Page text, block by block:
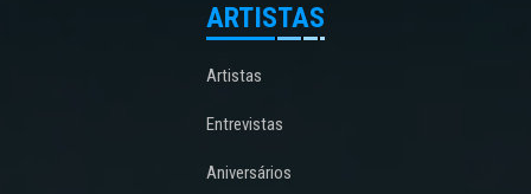
ARTISTAS
Artistas
Entrevistas
Aniversários